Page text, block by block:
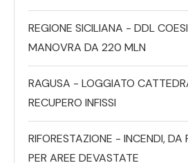
REGIONE SICILIANA - DDL
MANOVRA DA 220 MLN
RAGUSA - LOGGIATO
RECUPERO INFISSI
RIFORESTAZIONE - INCENDI, DA
PER AREE DEVASTATE